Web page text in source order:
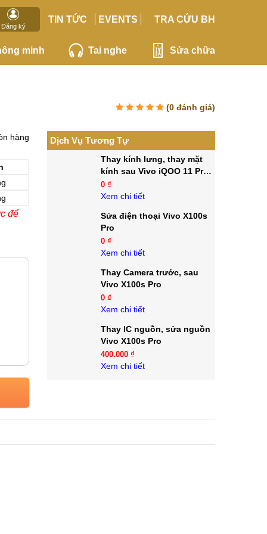
Đăng ký
TIN TỨC EVENTS TRA CỨU BH
minh Tai nghe Sửa chữa
(0 đánh giá)
hàng
để
Dịch Vụ Tương Tự
Thay kính lưng, thay mặt
kính sau Vivo iQOO 11 Pro
5G
0 ₫
Xem chi tiết
Sửa điện thoại Vivo X100s
Pro
0 ₫
Xem chi tiết
Thay Camera trước, sau
Vivo X100s Pro
0 ₫
Xem chi tiết
Thay IC nguồn, sửa nguồn
Vivo X100s Pro
400.000 ₫
Xem chi tiết